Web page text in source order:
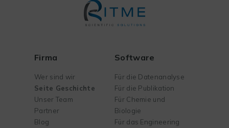
Firma
Wer sind wir
Seite Geschichte
Unser Team
Partner
Blog
Software
Für die Datenanalyse
Für die Publikation
Für Chemie und
Biologie
Für das Engineering